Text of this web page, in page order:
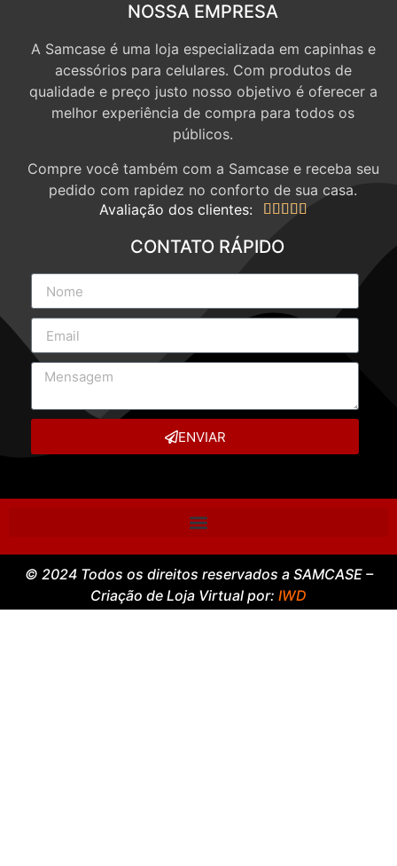
NOSSA EMPRESA
A Samcase é uma loja especializada em capinhas e
acessórios para celulares. Com produtos de
qualidade e preço justo nosso objetivo é oferecer a
melhor experiência de compra para todos os
públicos.
Compre você também com a Samcase e receba seu
pedido com rapidez no conforto de sua casa.
Avaliação dos clientes:
    
CONTATO RÁPIDO
ENVIAR
© 2024 Todos os direitos reservados a SAMCASE –
Criação de Loja Virtual por: IWD